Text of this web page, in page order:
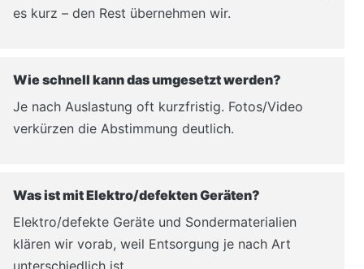
es kurz – den Rest übernehmen wir.
Wie schnell kann das umgesetzt werden?
Je nach Auslastung oft kurzfristig. Fotos/Video
verkürzen die Abstimmung deutlich.
Was ist mit Elektro/defekten Geräten?
Elektro/defekte Geräte und Sondermaterialien
klären wir vorab, weil Entsorgung je nach Art
unterschiedlich ist.